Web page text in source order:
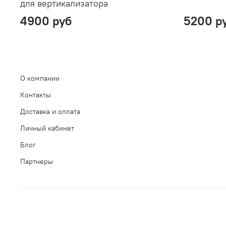
для вертикализатора
4900 руб 5200
О компании
Контакты
Доставка и оплата
Личный кабинет
Блог
Партнеры